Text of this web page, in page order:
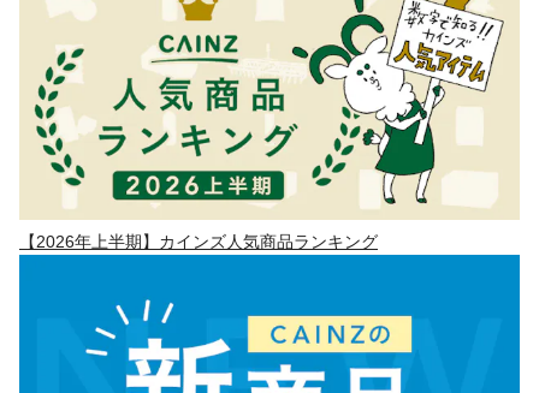
【2026年上半期】カインズ人気商品ランキング